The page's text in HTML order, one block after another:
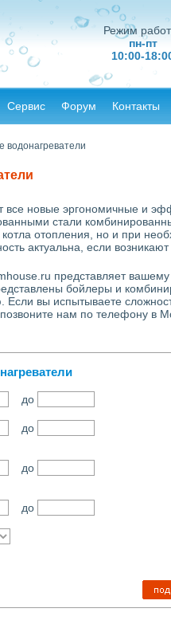
Режим
пн-пт
10:00-
Сервис Форум Контакты
новые эргономичные и
стали
отопления, но и при
актуальна, если
представляет
бойлеры и
Если вы испытываете
нам по телефону в
до
до
до
до